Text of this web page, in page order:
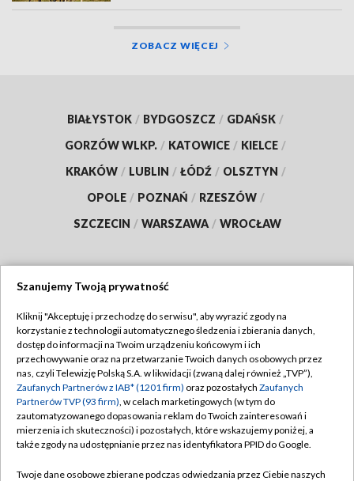
ZOBACZ WIĘCEJ
BIAŁYSTOK / BYDGOSZCZ / GDAŃSK /
GORZÓW WLKP. / KATOWICE / KIELCE /
KRAKÓW / LUBLIN / ŁÓDŹ / OLSZTYN /
OPOLE / POZNAŃ / RZESZÓW /
SZCZECIN / WARSZAWA / WROCŁAW
TVP
Abonament TVP
Emisja w TVP
Centrum informacji TVP
Naziemna Telewizja Cyfrowa
Regulamin TVP
Polityka prywatności
Moje zgody
Pomoc
Szanujemy Twoją prywatność
Kliknij "Akceptuję i przechodzę do serwisu", aby wyrazić zgody na
korzystanie z technologii automatycznego śledzenia i zbierania danych,
dostęp do informacji na Twoim urządzeniu końcowym i ich
przechowywanie oraz na przetwarzanie Twoich danych osobowych przez
nas, czyli Telewizję Polską S.A. w likwidacji (zwaną dalej również „TVP”),
Zaufanych Partnerów z IAB* (1201 firm) oraz pozostałych Zaufanych
Partnerów TVP (93 firm), w celach marketingowych (w tym do
zautomatyzowanego dopasowania reklam do Twoich zainteresowań i
mierzenia ich skuteczności) i pozostałych, które wskazujemy poniżej, a
także zgody na udostępnianie przez nas identyfikatora PPID do Google.
Twoje dane osobowe zbierane podczas odwiedzania przez Ciebie naszych